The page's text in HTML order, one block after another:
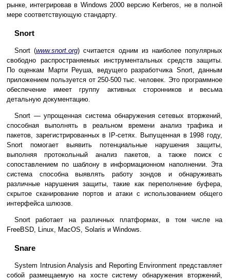
рынке, интегрировав в Windows 2000 версию Kerberos, не в полной
мере соответствующую стандарту.
Snort
Snort (www.snort.org) считается одним из наиболее популярных
свободно распространяемых инструментальных средств защиты.
По оценкам Марти Реуша, ведущего разработчика Snort, данным
приложением пользуется от 250-500 тыс. человек. Это программное
обеспечение имеет группу активных сторонников и весьма
детальную документацию.
Snort — упрощенная система обнаружения сетевых вторжений,
способная выполнять в реальном времени анализ трафика и
пакетов, зарегистрированных в IP-сетях. Выпущенная в 1998 году,
Snort помогает выявить потенциальные нарушения защиты,
выполняя протокольный анализ пакетов, а также поиск с
сопоставлением по шаблону в информационном наполнении. Эта
система способна выявлять работу зондов и обнаруживать
различные нарушения защиты, такие как переполнение буфера,
скрытое сканирование портов и атаки с использованием общего
интерфейса шлюзов.
Snort работает на различных платформах, в том числе на
FreeBSD, Linux, MacOS, Solaris и Windows.
Snare
System Intrusion Analysis and Reporting Environment представляет
собой размещаемую на хосте систему обнаружения вторжений,